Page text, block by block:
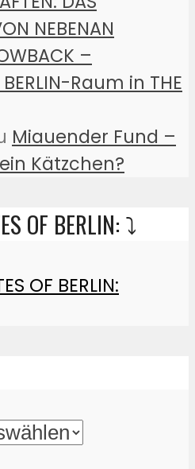
NEBENAN
–
Raum in THE
Miauender Fund –
Kätzchen?
OF BERLIN: ⤵️